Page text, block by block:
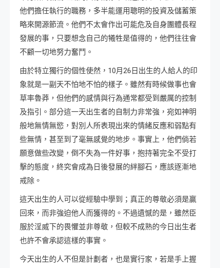
他們擔任執行的職務，多半能運用聰明的投資及儲蓄策
略來開源節流。他們不太會作出可能危及自身團體長程
發展的事，只要想念自己的犧牲是值得的，他們往往會
不顧一切地努力奮鬥。
由於特立獨行的個性使然，10月26日出生的人給人的印
象就是一副天不怕地不怕的樣子。雖然有時候做事也會
草率魯莽，但他們的感情與行為通常都受到嚴厲的控制
及指引。部分這一天出生者的自制力非常強，宛如神明
般地無情無慾，對別人所表現出來的情緒反應和弱點有
些無情，甚至到了毫無感覺的地步。事實上，他們倘若
願意做些改變，倒不失為一件好事，抱持著完全不受打
擊的態度，終究會成為日後發展的絆腳石，應該逐漸地
戒除。
這天出生的人可以從經驗中學到；真正的尊敬必須是贏
回來，而非強迫他人而獲得的。不過遺憾的是，雖然臣
服於淫威下的畏懼並非尊敬，但較不成熟的今日出生者
也許不會承認這樣的事實。
今天出生的人不但是計劃者，也是實行家，若是手上握